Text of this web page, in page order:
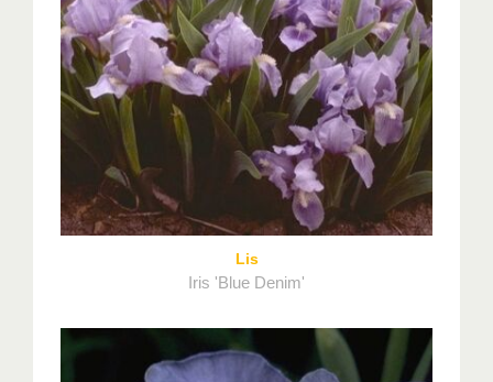
Lis
Iris 'Blue Denim'